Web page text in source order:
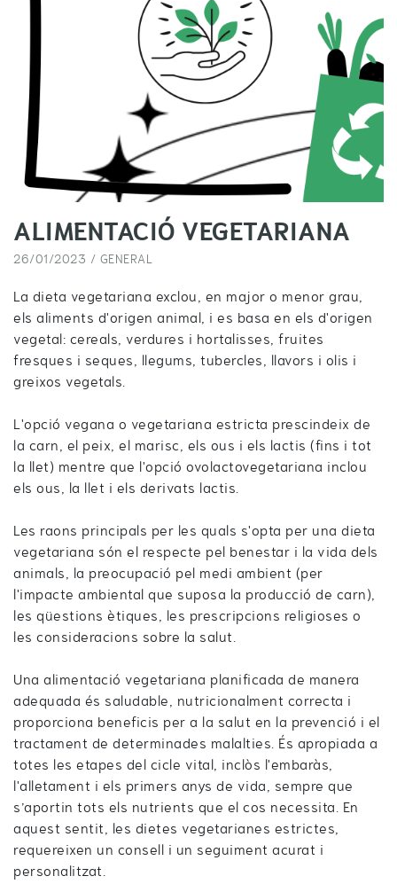
ALIMENTACIÓ VEGETARIANA
26/01/2023 / GENERAL
La dieta vegetariana exclou, en major o menor grau,
els aliments d'origen animal, i es basa en els d'origen
vegetal: cereals, verdures i hortalisses, fruites
fresques i seques, llegums, tubercles, llavors i olis i
greixos vegetals.
L'opció vegana o vegetariana estricta prescindeix de
la carn, el peix, el marisc, els ous i els lactis (fins i tot
la llet) mentre que l'opció ovolactovegetariana inclou
els ous, la llet i els derivats lactis.
Les raons principals per les quals s'opta per una dieta
vegetariana són el respecte pel benestar i la vida dels
animals, la preocupació pel medi ambient (per
l'impacte ambiental que suposa la producció de carn),
les qüestions ètiques, les prescripcions religioses o
les consideracions sobre la salut.
Una alimentació vegetariana planificada de manera
adequada és saludable, nutricionalment correcta i
proporciona beneficis per a la salut en la prevenció i el
tractament de determinades malalties. És apropiada a
totes les etapes del cicle vital, inclòs l'embaràs,
l'alletament i els primers anys de vida, sempre que
s’aportin tots els nutrients que el cos necessita. En
aquest sentit, les dietes vegetarianes estrictes,
requereixen un consell i un seguiment acurat i
personalitzat.